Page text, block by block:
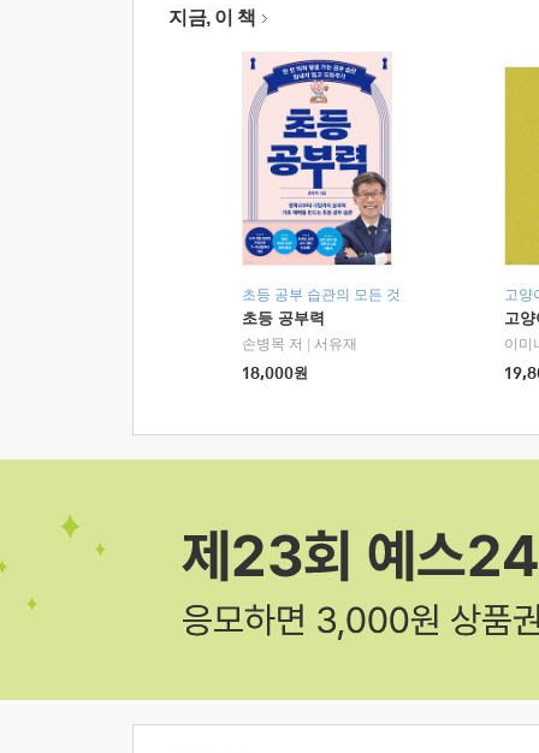
지금, 이 책
초등 공부 습관의 모든 것
초등 공부력
손병목 저
서유재
18,000원
고양
고
이미